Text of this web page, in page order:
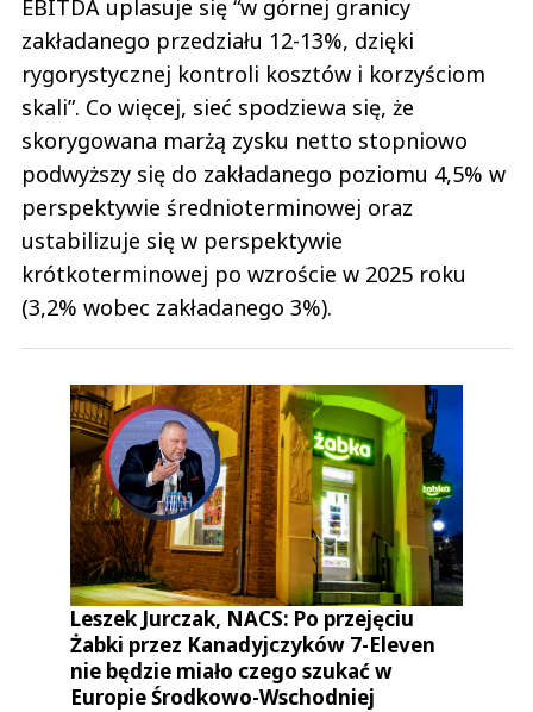
EBITDA uplasuje się “w górnej granicy
zakładanego przedziału 12-13%, dzięki
rygorystycznej kontroli kosztów i korzyściom
skali”. Co więcej, sieć spodziewa się, że
skorygowana marżą zysku netto stopniowo
podwyższy się do zakładanego poziomu 4,5% w
perspektywie średnioterminowej oraz
ustabilizuje się w perspektywie
krótkoterminowej po wzroście w 2025 roku
(3,2% wobec zakładanego 3%).
Leszek Jurczak, NACS: Po przejęciu
Żabki przez Kanadyjczyków 7-Eleven
nie będzie miało czego szukać w
Europie Środkowo-Wschodniej